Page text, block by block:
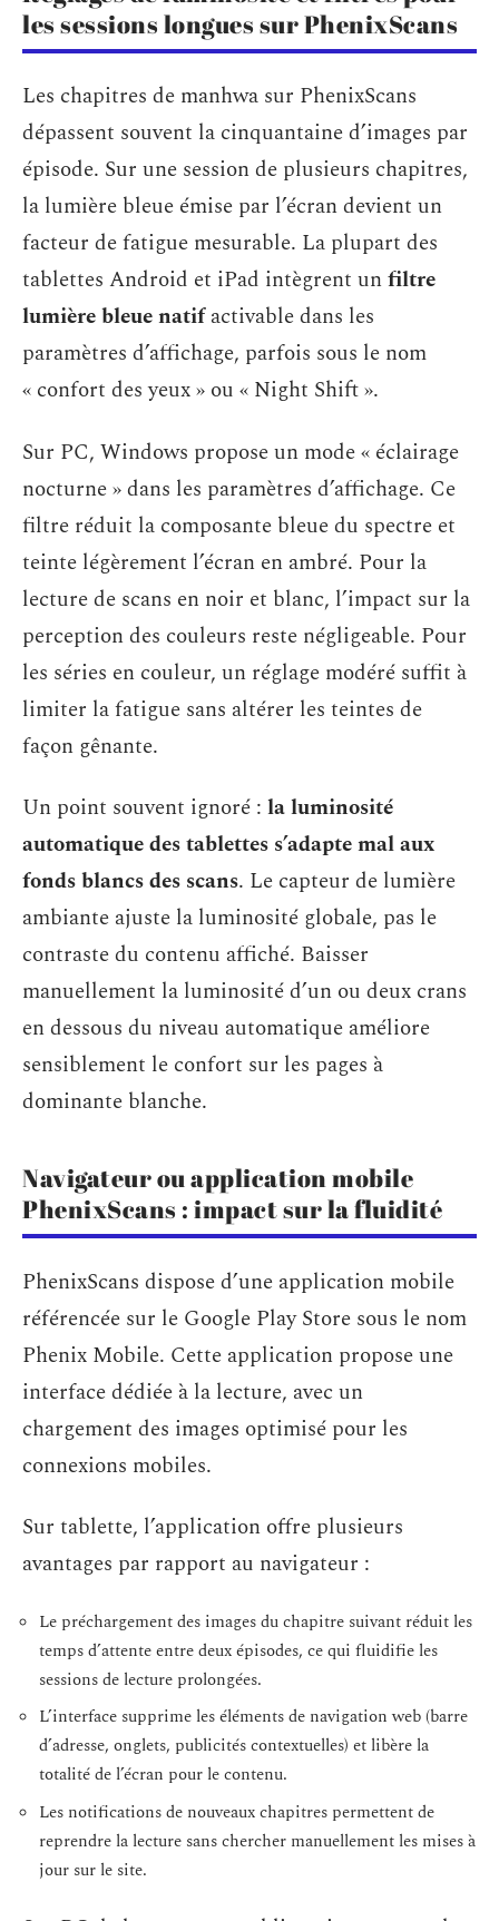
les sessions longues sur PhenixScans
Les chapitres de manhwa sur PhenixScans
dépassent souvent la cinquantaine d’images par
épisode. Sur une session de plusieurs chapitres,
la lumière bleue émise par l’écran devient un
facteur de fatigue mesurable. La plupart des
tablettes Android et iPad intègrent unfiltre
lumière bleue natifactivable dans les
paramètres d’affichage, parfois sous le nom
« confort des yeux » ou « Night Shift ».
Sur PC, Windows propose un mode « éclairage
nocturne » dans les paramètres d’affichage. Ce
filtre réduit la composante bleue du spectre et
teinte légèrement l’écran en ambré. Pour la
lecture de scans en noir et blanc, l’impact sur la
perception des couleurs reste négligeable. Pour
les séries en couleur, un réglage modéré suffit à
limiter la fatigue sans altérer les teintes de
façon gênante.
Un point souvent ignoré : la luminosité
automatique des tablettes s’adapte mal aux
fonds blancs des scans. Le capteur de lumière
ambiante ajuste la luminosité globale, pas le
contraste du contenu affiché. Baisser
manuellement la luminosité d’un ou deux crans
en dessous du niveau automatique améliore
sensiblement le confort sur les pages à
dominante blanche.
Navigateur ou application mobile
PhenixScans : impact sur la fluidité
PhenixScans dispose d’une application mobile
référencée sur le Google Play Store sous le nom
Phenix Mobile. Cette application propose une
interface dédiée à la lecture, avec un
chargement des images optimisé pour les
connexions mobiles.
Sur tablette, l’application offre plusieurs
avantages par rapport au navigateur :
Le préchargement des images du chapitre suivant réduit les
temps d’attente entre deux épisodes, ce qui fluidifie les
sessions de lecture prolongées.
L’interface supprime les éléments de navigation web (barre
d’adresse, onglets, publicités contextuelles) et libère la
totalité de l’écran pour le contenu.
Les notifications de nouveaux chapitres permettent de
reprendre la lecture sans chercher manuellement les mises à
jour sur le site.